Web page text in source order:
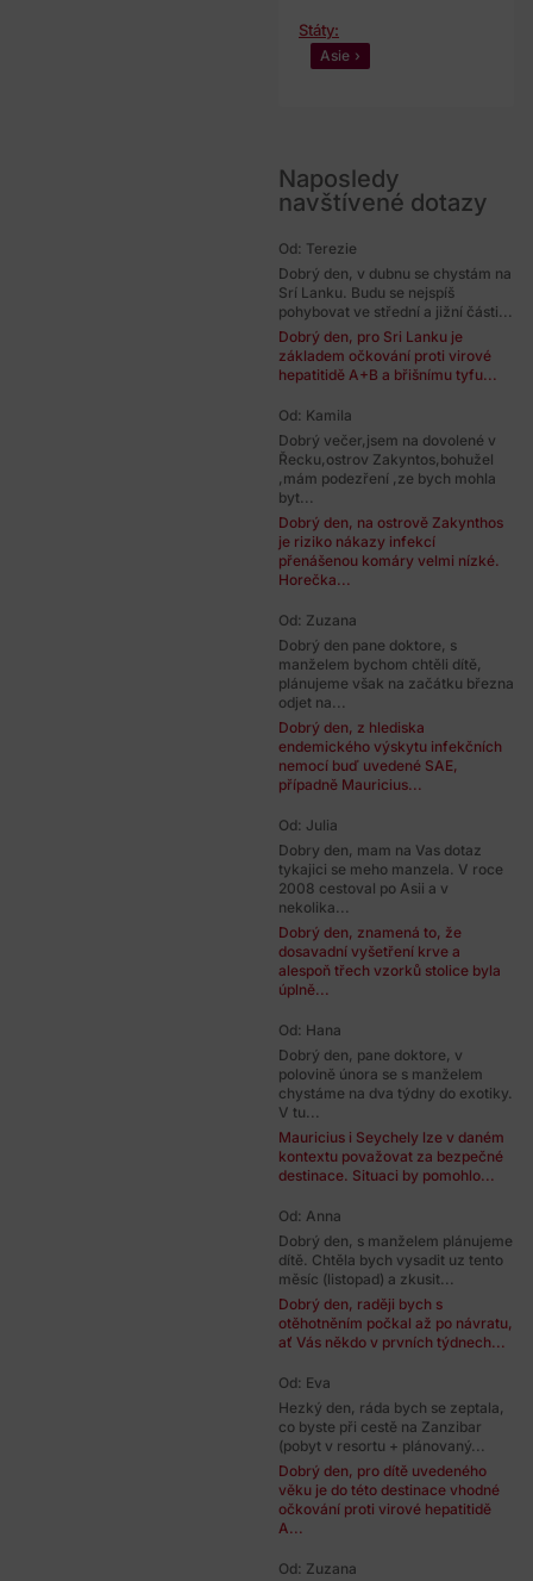
Státy:
Asie
Naposledy
navštívené dotazy
Od: Terezie
Dobrý den, v dubnu se chystám na
Srí Lanku. Budu se nejspíš
pohybovat ve střední a jižní části...
Dobrý den, pro Sri Lanku je
základem očkování proti virové
hepatitidě A+B a břišnímu tyfu...
Od: Kamila
Dobrý večer,jsem na dovolené v
Řecku,ostrov Zakyntos,bohužel
,mám podezření ,ze bych mohla
byt...
Dobrý den, na ostrově Zakynthos
je riziko nákazy infekcí
přenášenou komáry velmi nízké.
Horečka...
Od: Zuzana
Dobrý den pane doktore, s
manželem bychom chtěli dítě,
plánujeme však na začátku března
odjet na...
Dobrý den, z hlediska
endemického výskytu infekčních
nemocí buď uvedené SAE,
případně Mauricius...
Od: Julia
Dobry den, mam na Vas dotaz
tykajici se meho manzela. V roce
2008 cestoval po Asii a v
nekolika...
Dobrý den, znamená to, že
dosavadní vyšetření krve a
alespoň třech vzorků stolice byla
úplně...
Od: Hana
Dobrý den, pane doktore, v
polovině února se s manželem
chystáme na dva týdny do exotiky.
V tu...
Mauricius i Seychely lze v daném
kontextu považovat za bezpečné
destinace. Situaci by pomohlo...
Od: Anna
Dobrý den, s manželem plánujeme
dítě. Chtěla bych vysadit uz tento
měsíc (listopad) a zkusit...
Dobrý den, raději bych s
otěhotněním počkal až po návratu,
ať Vás někdo v prvních týdnech...
Od: Eva
Hezký den, ráda bych se zeptala,
co byste při cestě na Zanzibar
(pobyt v resortu + plánovaný...
Dobrý den, pro dítě uvedeného
věku je do této destinace vhodné
očkování proti virové hepatitidě
A...
Od: Zuzana